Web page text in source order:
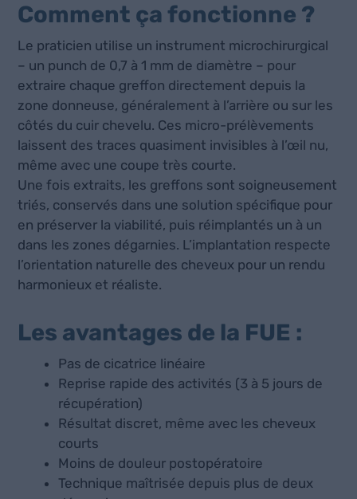
Comment ça fonctionne ?
Le praticien utilise un instrument microchirurgical
– un punch de 0,7 à 1 mm de diamètre – pour
extraire chaque greffon directement depuis la
zone donneuse, généralement à l’arrière ou sur les
côtés du cuir chevelu. Ces micro-prélèvements
laissent des traces quasiment invisibles à l’œil nu,
même avec une coupe très courte.
Une fois extraits, les greffons sont soigneusement
triés, conservés dans une solution spécifique pour
en préserver la viabilité, puis réimplantés un à un
dans les zones dégarnies. L’implantation respecte
l’orientation naturelle des cheveux pour un rendu
harmonieux et réaliste.
Les avantages de la FUE :
Pas de cicatrice linéaire
Reprise rapide des activités (3 à 5 jours de
récupération)
Résultat discret, même avec les cheveux
courts
Moins de douleur postopératoire
Technique maîtrisée depuis plus de deux